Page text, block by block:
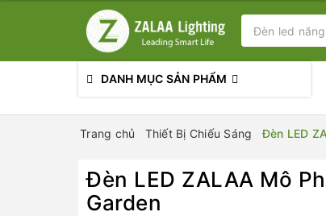
DANH MỤC SẢN PHẨM
Trang chủ Thiết Bị Chiếu Sáng Đèn LED
Đèn LED ZALAA Mô
Garden